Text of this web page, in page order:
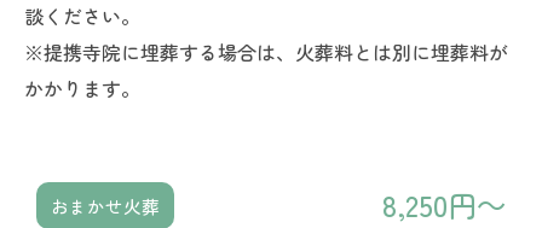
談ください。
※提携寺院に埋葬する場合は、火葬料とは別に埋葬料が
かかります。
おまかせ火葬 8,250円～